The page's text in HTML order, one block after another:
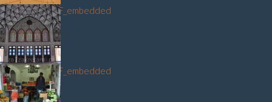
DSC_3496_NEF_embedded
DSC_3450_NEF_embedded